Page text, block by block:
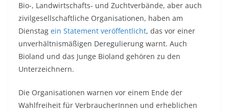
Bio-, Landwirtschafts- und Zuchtverbände, aber auch
zivilgesellschaftliche Organisationen, haben am
Dienstag ein Statement veröffentlicht, das vor einer
unverhältnismäßigen Deregulierung warnt. Auch
Bioland und das Junge Bioland gehören zu den
Unterzeichnern.
Die Organisationen warnen vor einem Ende der
Wahlfreiheit für VerbraucherInnen und erheblichen